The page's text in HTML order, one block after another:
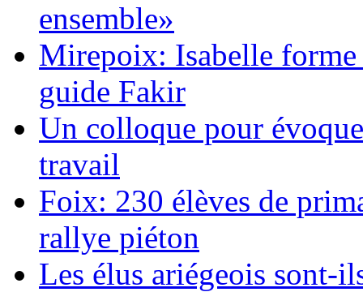
ensemble»
Mirepoix: Isabelle forme
guide Fakir
Un colloque pour
travail
Foix: 230 élèves de
rallye piéton
Les élus ariégeois sont-